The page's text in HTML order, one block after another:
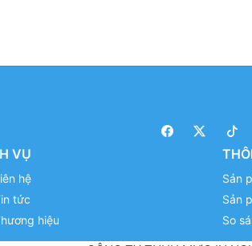
VỤ
hệ
tức
hiệu
Sản
Sản
So